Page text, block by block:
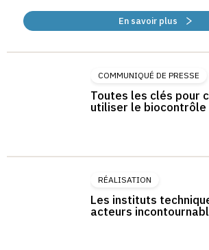
En savoir plus
COMMUNIQUÉ DE PRESSE
Toutes les clés pour
utiliser le biocontrôle
RÉALISATION
Les instituts
acteurs